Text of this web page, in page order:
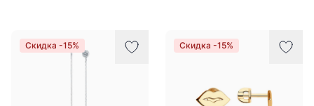
Скидка -15% Скидка -15%